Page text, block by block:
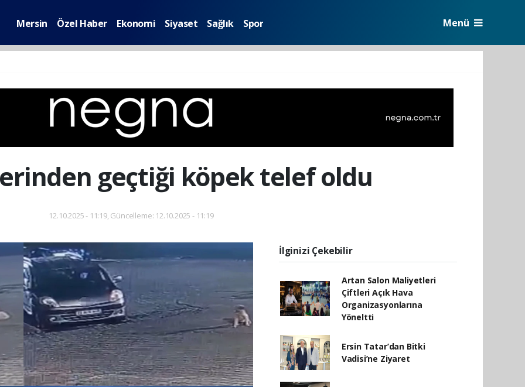
Mersin Özel Haber Ekonomi Siyaset Sağlık Spor Menü
geçtiği köpek telef oldu
12.10.2025 - 11:19, Güncelleme: 12.10.2025 - 11:19
İlginizi Çekebilir
Artan Salon Maliyetleri
Çiftleri Açık Hava
Organizasyonlarına
Yöneltti
Ersin Tatar’dan Bitki
Vadisi’ne Ziyaret